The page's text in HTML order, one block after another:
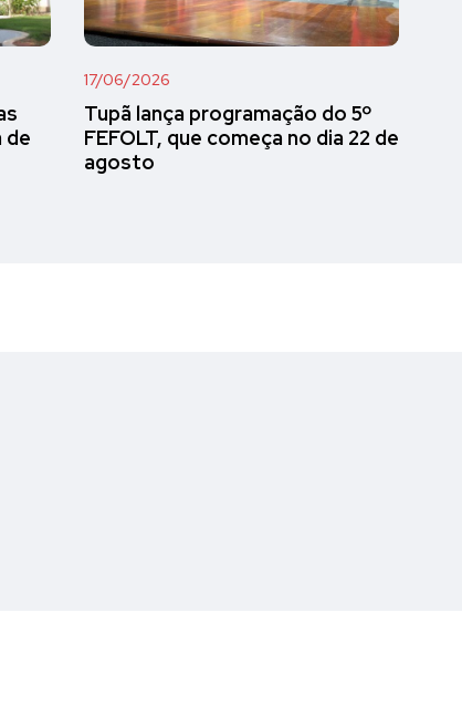
de
17/06/2026
Tupã lança programação do 5º
FEFOLT, que começa no dia 22 de
agosto